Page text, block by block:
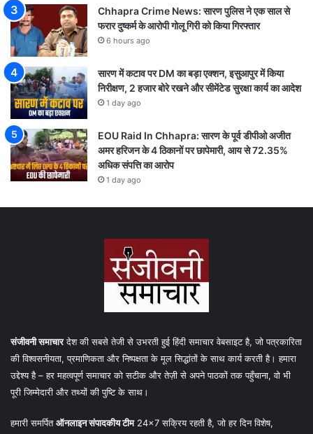
Chhapra Crime News: सारण पुलिस ने एक साल से
फरार दुष्कर्म के आरोपी गोलू गिरी को किया गिरफ्तार
6 hours ago
सारण में कटाव पर DM का बड़ा एक्शन, इसुआपुर में किया
निरीक्षण, 2 हजार बोरे रखने और सीमेंटेड सुरक्षा कार्य का आदेश
1 day ago
EOU Raid In Chhapra: सारण के पूर्व डीपीओ अजीत
अमर हरिजन के 4 ठिकानों पर छापेमारी, आय से 72.35%
अधिक संपत्ति का आरोप
1 day ago
संजीवनी समाचारदेश की सबसे तेजी से उभरती हुई हिंदी समाचार वेबसाइट है, जो पत्रकारिता
की विश्वसनीयता, प्रमाणिकता और निष्पक्षता के मूल सिद्धांतों के साथ कार्य करती है। हमारा
उद्देश्य है – हर महत्वपूर्ण समाचार को सटीक और तेज़ी से अपने पाठकों तक पहुँचाना, वो भी
पूरी जिम्मेदारी और तथ्यों की पुष्टि के साथ।
हमारी समर्पितऑनलाइन संपादकीय टीम24×7 सक्रिय रहती है, जो हर दिन विशेष,